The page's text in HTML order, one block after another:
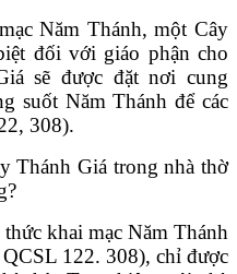
Năm Thánh, một Cây
đối với giáo phận cho
sẽ được đặt nơi cung
suốt Năm Thánh để các
308).
Thánh Giá trong nhà thờ
khai mạc Năm Thánh
122. 308), chỉ được